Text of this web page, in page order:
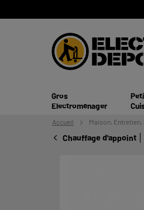
Gros
Electroménager
Accueil Maison, Entretien,
Chauffage d'appoint